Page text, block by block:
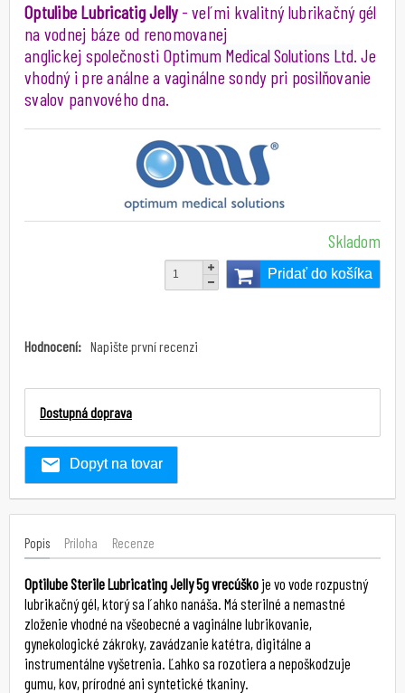
Optulibe Lubricatig Jelly- veľmi kvalitný lubrikačný gél
na vodnej báze od renomovanej
anglickej společnosti Optimum Medical Solutions Ltd. Je
vhodný i pre análne a vaginálne sondy pri posilňovanie
svalov panvového dna.
Skladom
Pridať do košíka
Hodnocení: Napište první recenzi
Dostupná doprava
Dopyt na tovar
Popis Priloha Recenze
Optilube Sterile Lubricating Jelly 5g vrecúško je vo vode rozpustný
lubrikačný gél, ktorý sa ľahko nanáša. Má sterilné a nemastné
zloženie vhodné na všeobecné a vaginálne lubrikovanie,
gynekologické zákroky, zavádzanie katétra, digitálne a
instrumentálne vyšetrenia. Ľahko sa rozotiera a nepoškodzuje
gumu, kov, prírodné ani syntetické tkaniny.